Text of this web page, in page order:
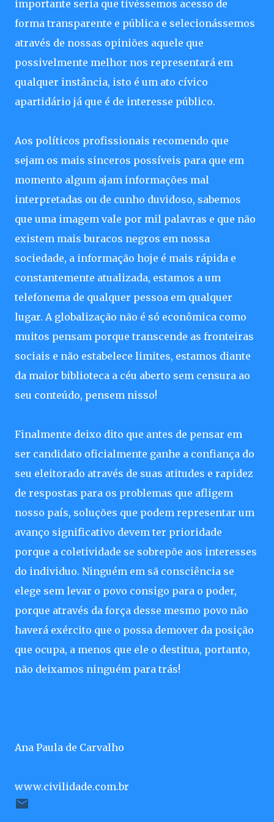
importante seria que tivéssemos acesso de
forma transparente e pública e selecionássemos
através de nossas opiniões aquele que
possivelmente melhor nos representará em
qualquer instância, isto é um ato cívico
apartidário já que é de interesse público.
Aos políticos profissionais recomendo que
sejam os mais sinceros possíveis para que em
momento algum ajam informações mal
interpretadas ou de cunho duvidoso, sabemos
que uma imagem vale por mil palavras e que não
existem mais buracos negros em nossa
sociedade, a informação hoje é mais rápida e
constantemente atualizada, estamos a um
telefonema de qualquer pessoa em qualquer
lugar. A globalização não é só econômica como
muitos pensam porque transcende as fronteiras
sociais e não estabelece limites, estamos diante
da maior biblioteca a céu aberto sem censura ao
seu conteúdo, pensem nisso!
Finalmente deixo dito que antes de pensar em
ser candidato oficialmente ganhe a confiança do
seu eleitorado através de suas atitudes e rapidez
de respostas para os problemas que afligem
nosso país, soluções que podem representar um
avanço significativo devem ter prioridade
porque a coletividade se sobrepõe aos interesses
do individuo. Ninguém em sã consciência se
elege sem levar o povo consigo para o poder,
porque através da força desse mesmo povo não
haverá exército que o possa demover da posição
que ocupa, a menos que ele o destitua, portanto,
não deixamos ninguém para trás!
Ana Paula de Carvalho
www.civilidade.com.br